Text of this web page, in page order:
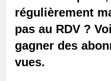
régulièrement
pas au RDV ?
gagner des
vues.